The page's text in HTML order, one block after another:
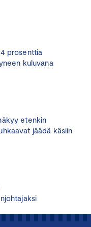
prosenttia
kuluvana
etenkin
jäädä käsiin